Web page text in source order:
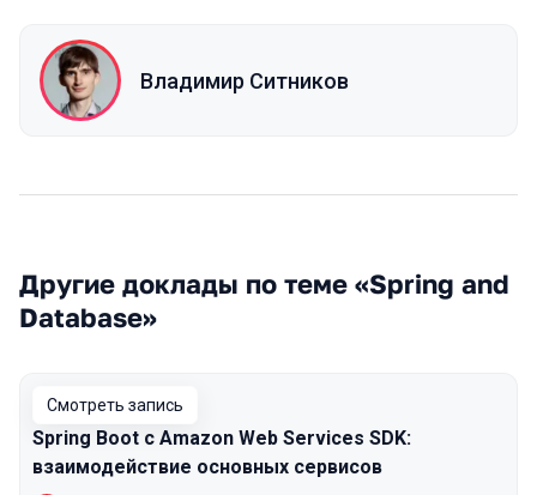
Владимир Ситников
Другие доклады по теме «Spring and
Database»
Смотреть запись
Spring Boot с Amazon Web Services SDK:
взаимодействие основных сервисов